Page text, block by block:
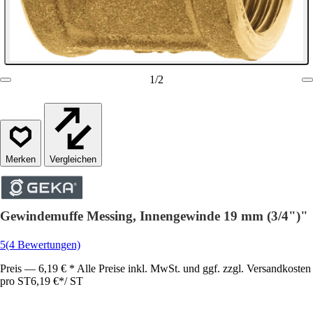
1/2
Vergleichen
Gewindemuffe Messing, Innengewinde 19 mm (3/4")"
5(4 Bewertungen)
Preis — 6,19 € * Alle Preise inkl. MwSt. und ggf. zzgl. Versandkosten
pro ST6,19 €*/ ST